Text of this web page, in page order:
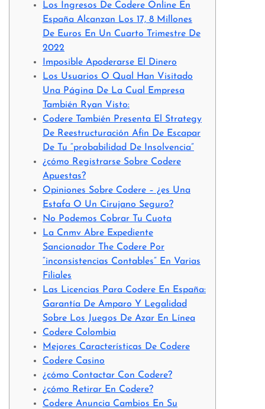
Los Ingresos De Codere Online En
España Alcanzan Los 17, 8 Millones
De Euros En Un Cuarto Trimestre De
2022
Imposible Apoderarse El Dinero
Los Usuarios O Qual Han Visitado
Una Página De La Cual Empresa
También Ryan Visto:
Codere También Presenta El Strategy
De Reestructuración Afin De Escapar
De Tu “probabilidad De Insolvencia”
¿cómo Registrarse Sobre Codere
Apuestas?
Opiniones Sobre Codere – ¿es Una
Estafa O Un Cirujano Seguro?
No Podemos Cobrar Tu Cuota
La Cnmv Abre Expediente
Sancionador The Codere Por
“inconsistencias Contables” En Varias
Filiales
Las Licencias Para Codere En España:
Garantía De Amparo Y Legalidad
Sobre Los Juegos De Azar En Línea
Codere Colombia
Mejores Características De Codere
Codere Casino
¿cómo Contactar Con Codere?
¿cómo Retirar En Codere?
Codere Anuncia Cambios En Su